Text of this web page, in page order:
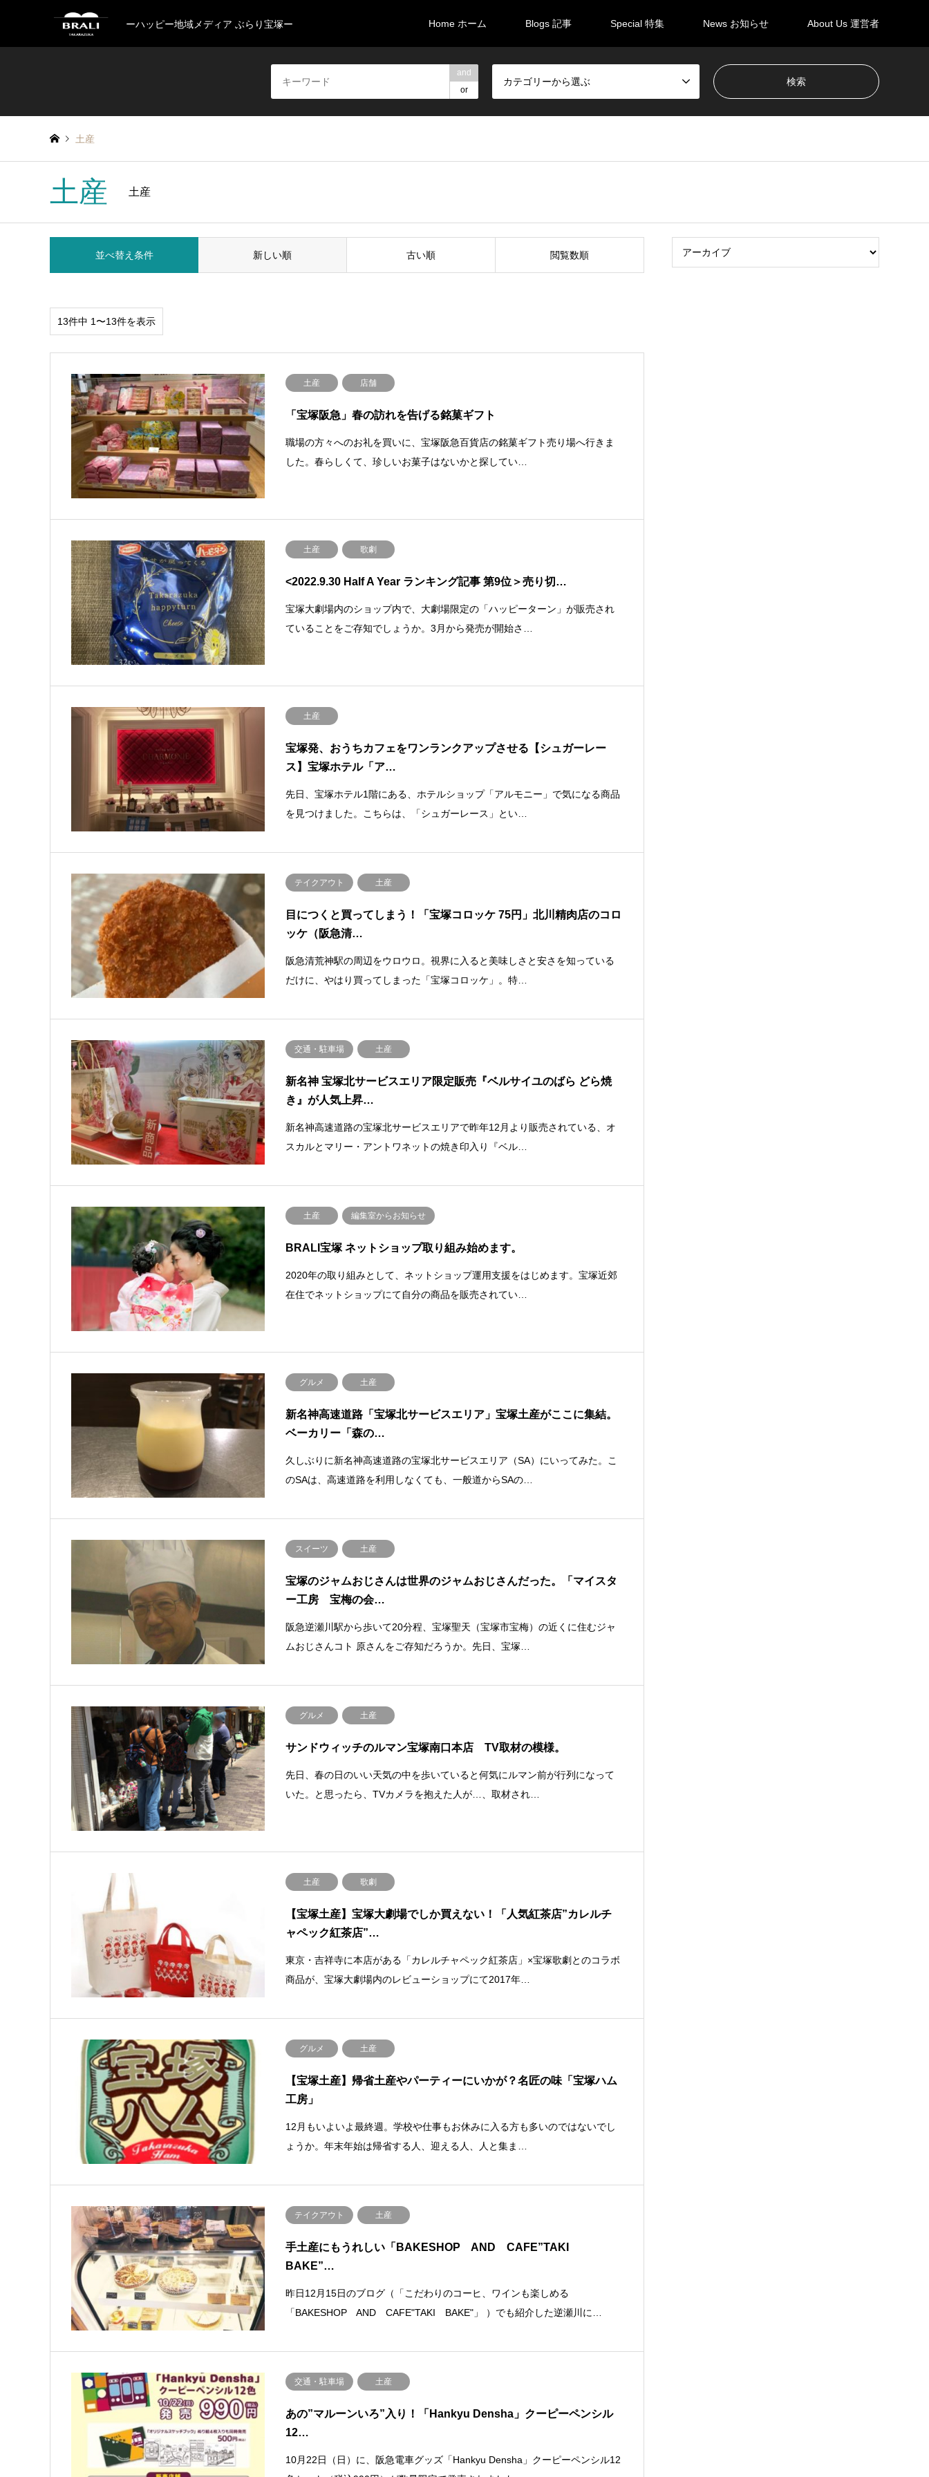
ーハッピー地域メディア ぶらり宝塚ー Home ホーム Blogs 記事 Special 特集 News お知らせ About Us 運営者
and
or
カテゴリーから選ぶ
土産
土産 土産
並べ替え条件 新しい順 古い順 閲覧数順
13件中 1〜13件を表示
土産 店舗
「宝塚阪急」春の訪れを告げる銘菓ギフト
職場の方々へのお礼を買いに、宝塚阪急百貨店の銘菓ギフト売り場へ行きま
した。春らしくて、珍しいお菓子はないかと探してい…
土産 歌劇
<2022.9.30 Half A Year ランキング記事 第9位＞売り切…
宝塚大劇場内のショップ内で、大劇場限定の「ハッピーターン」が販売され
ていることをご存知でしょうか。3月から発売が開始さ…
土産
宝塚発、おうちカフェをワンランクアップさせる【シュガーレー
ス】宝塚ホテル「ア…
先日、宝塚ホテル1階にある、ホテルショップ「アルモニー」で気になる商品
を見つけました。こちらは、「シュガーレース」とい…
テイクアウト 土産
目につくと買ってしまう！「宝塚コロッケ 75円」北川精肉店のコロ
ッケ（阪急清…
阪急清荒神駅の周辺をウロウロ。視界に入ると美味しさと安さを知っている
だけに、やはり買ってしまった「宝塚コロッケ」。特…
交通・駐車場 土産
新名神 宝塚北サービスエリア限定販売『ベルサイユのばら どら焼
き』が人気上昇…
新名神高速道路の宝塚北サービスエリアで昨年12月より販売されている、オ
スカルとマリー・アントワネットの焼き印入り『ベル…
土産 編集室からお知らせ
BRALI宝塚 ネットショップ取り組み始めます。
2020年の取り組みとして、ネットショップ運用支援をはじめます。宝塚近郊
在住でネットショップにて自分の商品を販売されてい…
グルメ 土産
新名神高速道路「宝塚北サービスエリア」宝塚土産がここに集結。
ベーカリー「森の…
久しぶりに新名神高速道路の宝塚北サービスエリア（SA）にいってみた。こ
のSAは、高速道路を利用しなくても、一般道からSAの…
スイーツ 土産
宝塚のジャムおじさんは世界のジャムおじさんだった。「マイスタ
ー工房 宝梅の会…
阪急逆瀬川駅から歩いて20分程、宝塚聖天（宝塚市宝梅）の近くに住むジャ
ムおじさんコト 原さんをご存知だろうか。先日、宝塚…
グルメ 土産
サンドウィッチのルマン宝塚南口本店 TV取材の模様。
先日、春の日のいい天気の中を歩いていると何気にルマン前が行列になって
いた。と思ったら、TVカメラを抱えた人が…、取材され…
土産 歌劇
【宝塚土産】宝塚大劇場でしか買えない！「人気紅茶店”カレルチ
ャペック紅茶店”…
東京・吉祥寺に本店がある「カレルチャペック紅茶店」×宝塚歌劇とのコラボ
商品が、宝塚大劇場内のレビューショップにて2017年…
グルメ 土産
【宝塚土産】帰省土産やパーティーにいかが？名匠の味「宝塚ハム
工房」
12月もいよいよ最終週。学校や仕事もお休みに入る方も多いのではないでし
ょうか。年末年始は帰省する人、迎える人、人と集ま…
テイクアウト 土産
手土産にもうれしい「BAKESHOP AND CAFE”TAKI
BAKE”…
昨日12月15日のブログ（「こだわりのコーヒ、ワインも楽しめる
「BAKESHOP AND CAFE"TAKI BAKE"」 ）でも紹介した逆瀬川に…
交通・駐車場 土産
あの”マルーンいろ”入り！「Hankyu Densha」クーピーペンシル
12…
10月22日（日）に、阪急電車グッズ「Hankyu Densha」クーピーペンシル12